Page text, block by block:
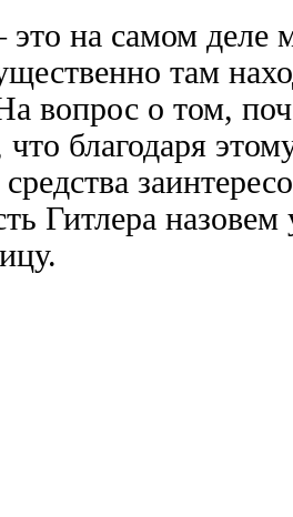
на самом деле
там
вопрос о том,
благодаря
Гитлера